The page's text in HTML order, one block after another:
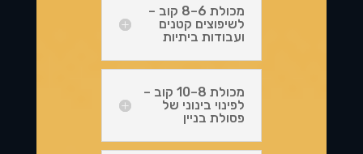
מכולת 6–8 קוב –
לשיפוצים קטנים
ועבודות ביתיות
מכולת 8–10 קוב –
לפינוי בינוני של
פסולת בניין